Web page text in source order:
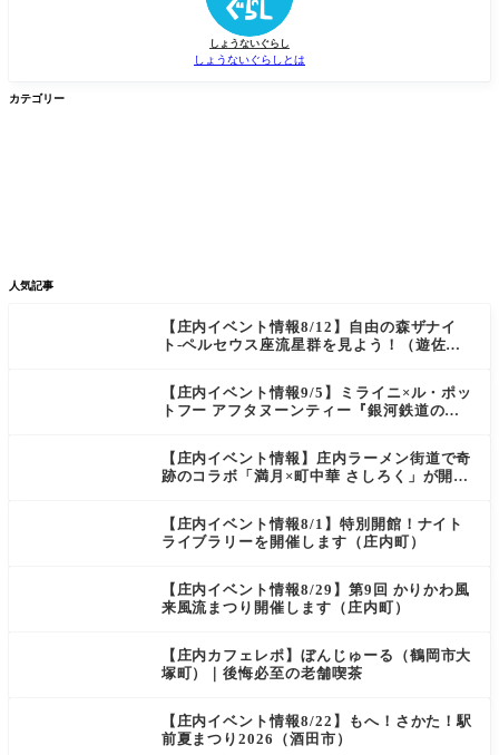
しょうないぐらし
しょうないぐらしとは
カテゴリー
人気記事
【庄内イベント情報8/12】自由の森ザナイ
ト-ペルセウス座流星群を見よう！（遊佐
【庄内イベント情報9/5】ミライニ×ル・ポッ
トフー アフタヌーンティー『銀河鉄道の
【庄内イベント情報】庄内ラーメン街道で奇
跡のコラボ「満月×町中華 さしろく」が開催
【庄内イベント情報8/1】特別開館！ナイト
ライブラリーを開催します（庄内町）
【庄内イベント情報8/29】第9回 かりかわ風
来風流まつり開催します（庄内町）
【庄内カフェレポ】ぼんじゅーる（鶴岡市大
塚町）｜後悔必至の老舗喫茶
【庄内イベント情報8/22】もへ！さかた！駅
前夏まつり2026（酒田市）